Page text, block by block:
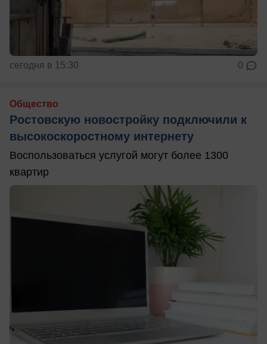
сегодня в 15:30 0
Общество
Ростовскую новостройку подключили к
высокоскоростному интернету
Воспользоваться услугой могут более 1300
квартир